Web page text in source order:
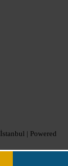
| Powered